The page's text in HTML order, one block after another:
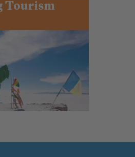
Tourism